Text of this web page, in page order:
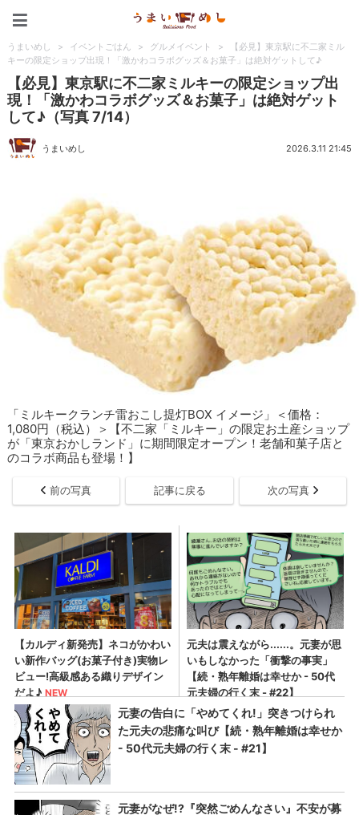
うまいめし > イベントごはん > グルメイベント >
【必見】東京駅に不二家ミル
キーの限定ショップ出現！「激かわコラボグッズ＆お菓子」は絶対ゲットして♪
【必見】東京駅に不二家ミルキーの限定ショップ出
現！「激かわコラボグッズ＆お菓子」は絶対ゲット
して♪（写真 7/14）
うまいめし 2026.3.11 21:45
「ミルキークランチ雷おこし提灯BOX イメージ」＜価格：
1,080円（税込）＞【不二家「ミルキー」の限定お土産ショップ
が「東京おかしランド」に期間限定オープン！老舗和菓子店と
のコラボ商品も登場！】
前の写真 記事に戻る 次の写真